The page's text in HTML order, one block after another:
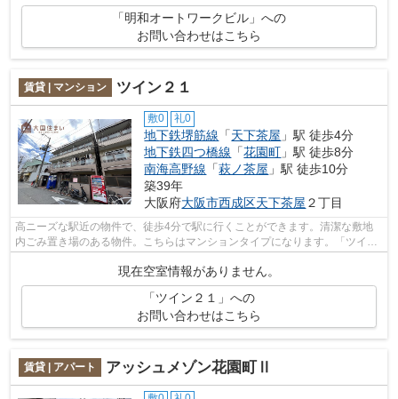
「明和オートワークビル」への
お問い合わせはこちら
賃貸 | マンション ツイン２１
敷0 礼0
地下鉄堺筋線 「天下茶屋 」駅 徒歩4分
地下鉄四つ橋線 「花園町 」駅 徒歩8分
南海高野線 「萩ノ茶屋 」駅 徒歩10分
築39年
大阪府大阪市西成区天下茶屋 ２丁目
高ニーズな駅近の物件で、徒歩4分で駅に行くことができます。清潔な敷地
内ごみ置き場のある物件。こちらはマンションタイプになります。「ツイン
現在空室情報がありません。
「ツイン２１」への
お問い合わせはこちら
賃貸 | アパート アッシュメゾン花園町Ⅱ